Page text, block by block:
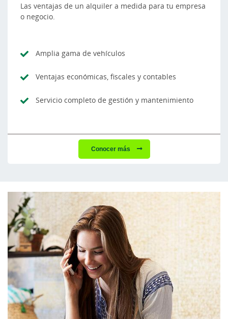
Las ventajas de un alquiler a medida para tu empresa
o negocio.
Amplia gama de vehículos
Ventajas económicas, fiscales y contables
Servicio completo de gestión y mantenimiento
Conocer más